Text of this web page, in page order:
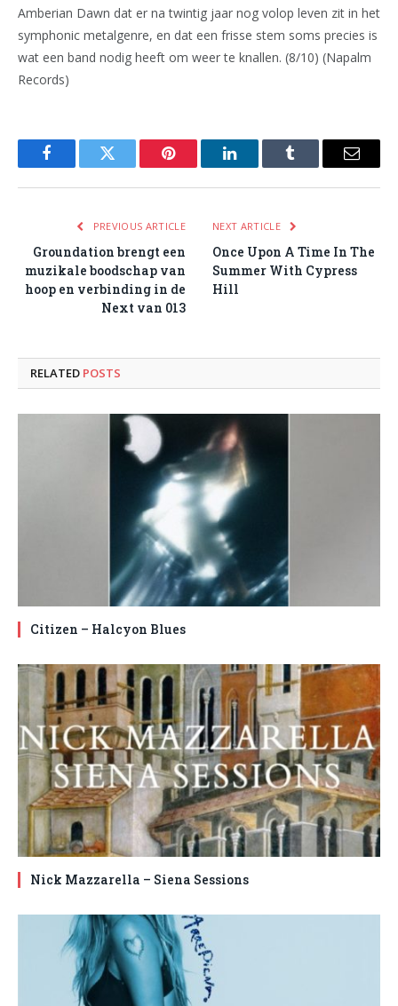
Amberian Dawn dat er na twintig jaar nog volop leven zit in het
symphonic metalgenre, en dat een frisse stem soms precies is
wat een band nodig heeft om weer te knallen. (8/10) (Napalm
Records)
FacebookTwitter Pinterest LinkedInTumblr Email
PREVIOUS ARTICLE
Groundation brengt een
muzikale boodschap van
hoop en verbinding in de
Next van 013
NEXT ARTICLE
Once Upon A Time In The
Summer With Cypress
Hill
RELATED POSTS
Citizen – Halcyon Blues
Nick Mazzarella – Siena Sessions